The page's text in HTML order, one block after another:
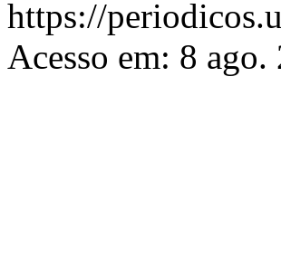
https://
Acesso em: 8 ago.